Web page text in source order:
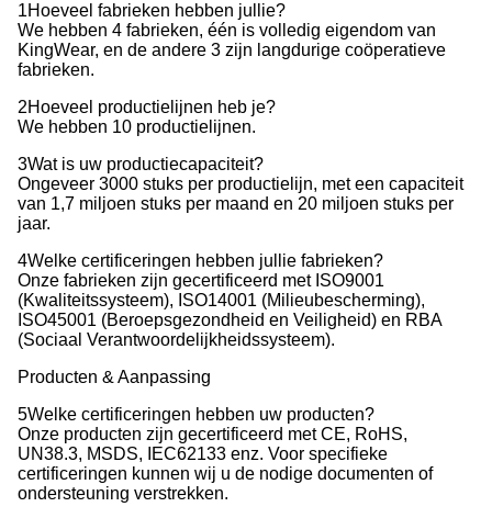
1Hoeveel fabrieken hebben jullie?
We hebben 4 fabrieken, één is volledig eigendom van
KingWear, en de andere 3 zijn langdurige coöperatieve
fabrieken.
2Hoeveel productielijnen heb je?
We hebben 10 productielijnen.
3Wat is uw productiecapaciteit?
Ongeveer 3000 stuks per productielijn, met een capaciteit
van 1,7 miljoen stuks per maand en 20 miljoen stuks per
jaar.
4Welke certificeringen hebben jullie fabrieken?
Onze fabrieken zijn gecertificeerd met ISO9001
(Kwaliteitssysteem), ISO14001 (Milieubescherming),
ISO45001 (Beroepsgezondheid en Veiligheid) en RBA
(Sociaal Verantwoordelijkheidssysteem).
Producten & Aanpassing
5Welke certificeringen hebben uw producten?
Onze producten zijn gecertificeerd met CE, RoHS,
UN38.3, MSDS, IEC62133 enz. Voor specifieke
certificeringen kunnen wij u de nodige documenten of
ondersteuning verstrekken.